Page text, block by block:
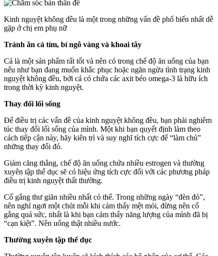
Kinh nguyệt không đều là một trong những vấn đề phổ biến nhất dễ
gặp ở chị em phụ nữ
Tránh ăn cà tím, bí ngô vàng và khoai tây
Cá là một sản phẩm rất tốt và nên có trong chế độ ăn uống của bạn
nếu như bạn đang muốn khắc phục hoặc ngăn ngừa tình trạng kinh
nguyệt không đều, bởi cá có chứa các axit béo omega-3 là hữu ích
trong thời kỳ kinh nguyệt.
Thay đổi lối sống
Để điều trị các vấn đề của kinh nguyệt không đều, bạn phải nghiêm
túc thay đổi lối sống của mình. Một khi bạn quyết định làm theo
cách tiếp cận này, hãy kiên trì và suy nghĩ tích cực để “làm chủ”
những thay đổi đó.
Giảm căng thẳng, chế độ ăn uống chứa nhiều estrogen và thường
xuyên tập thể dục sẽ có hiệu ứng tích cực đối với các phương pháp
điều trị kinh nguyệt thất thường.
Cố gắng thư giãn nhiều nhất có thể. Trong những ngày “đèn đỏ”,
nên nghỉ ngơi một chút mỗi khi cảm thấy mệt mỏi, đừng nên cố
gắng quá sức, nhất là khi bạn cảm thấy năng lượng của mình đã bị
“cạn kiệt”. Nên uống thật nhiều nước.
Thường xuyên tập thể dục